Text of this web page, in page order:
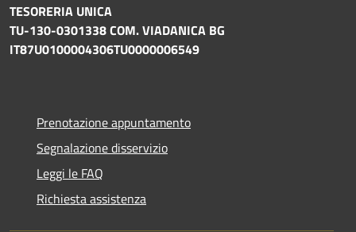
TESORERIA UNICA
TU-130-0301338 COM. VIADANICA BG
IT87U0100004306TU0000006549
Prenotazione appuntamento
Segnalazione disservizio
Leggi le FAQ
Richiesta assistenza